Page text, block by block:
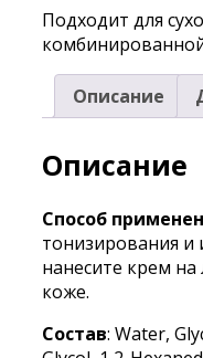
Подходит для
Описание
Описание
Способ
тонизирования и
нанесите крем
коже.
Состав: Water,